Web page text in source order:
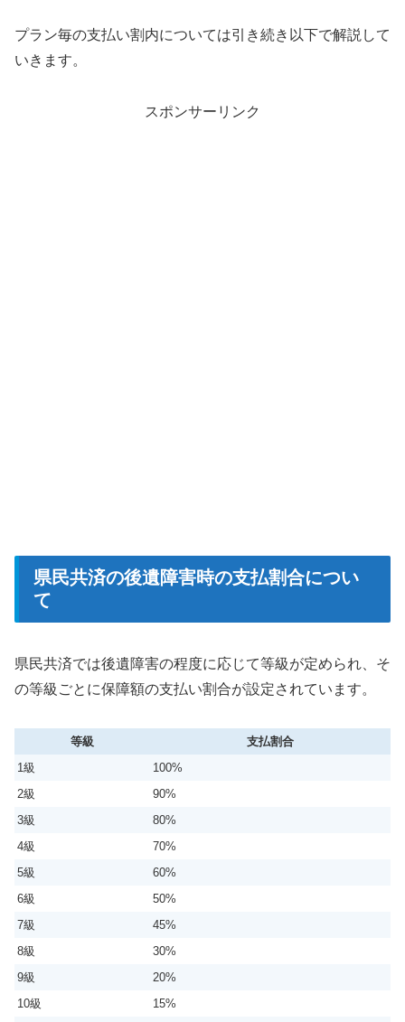
プラン毎の支払い割内については引き続き以下で解説して
いきます。
スポンサーリンク
県民共済の後遺障害時の支払割合につい
て
県民共済では後遺障害の程度に応じて等級が定められ、そ
の等級ごとに保障額の支払い割合が設定されています。
等級
支払割合
1級
100%
2級
90%
3級
80%
4級
70%
5級
60%
6級
50%
7級
45%
8級
30%
9級
20%
10級
15%